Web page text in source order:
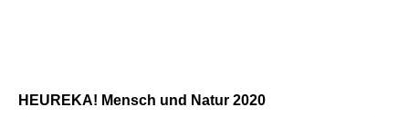
HEUREKA! Mensch und Natur 2020